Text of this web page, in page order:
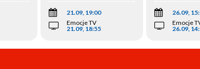
21.09, 19:00
Emocje TV
21.09, 18:55
26.09,
Emocje
26.09,